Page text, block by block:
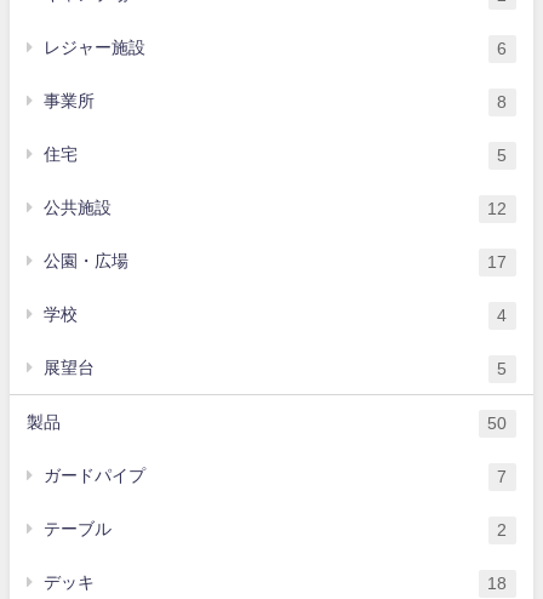
レジャー施設 6
事業所 8
住宅 5
公共施設 12
公園・広場 17
学校 4
展望台 5
製品 50
ガードパイプ 7
テーブル 2
デッキ 18